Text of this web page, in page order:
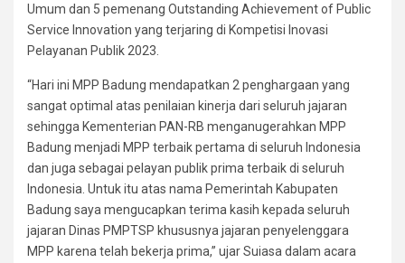
Umum dan 5 pemenang Outstanding Achievement of Public
Service Innovation yang terjaring di Kompetisi Inovasi
Pelayanan Publik 2023.
“Hari ini MPP Badung mendapatkan 2 penghargaan yang
sangat optimal atas penilaian kinerja dari seluruh jajaran
sehingga Kementerian PAN-RB menganugerahkan MPP
Badung menjadi MPP terbaik pertama di seluruh Indonesia
dan juga sebagai pelayan publik prima terbaik di seluruh
Indonesia. Untuk itu atas nama Pemerintah Kabupaten
Badung saya mengucapkan terima kasih kepada seluruh
jajaran Dinas PMPTSP khususnya jajaran penyelenggara
MPP karena telah bekerja prima,” ujar Suiasa dalam acara